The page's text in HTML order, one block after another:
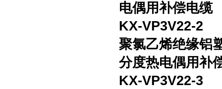
电偶用补偿电缆
KX-VP3V22-2
聚氯乙烯绝缘铝
分度热电偶用补
KX-VP3V22-3